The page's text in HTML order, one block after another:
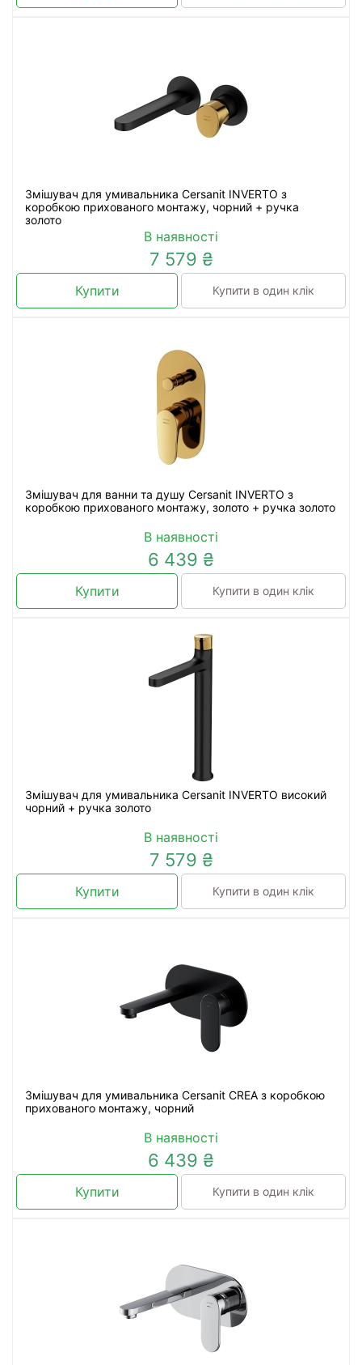
Змішувач для умивальника Cersanit INVERTO з
коробкою прихованого монтажу, чорний + ручка
золото
В наявності
7 579 ₴
Купити Купити в один клік
Змішувач для ванни та душу Cersanit INVERTO з
коробкою прихованого монтажу, золото + ручка золото
В наявності
6 439 ₴
Купити Купити в один клік
Змішувач для умивальника Cersanit INVERTO високий
чорний + ручка золото
В наявності
7 579 ₴
Купити Купити в один клік
Змішувач для умивальника Cersanit CREA з коробкою
прихованого монтажу, чорний
В наявності
6 439 ₴
Купити Купити в один клік